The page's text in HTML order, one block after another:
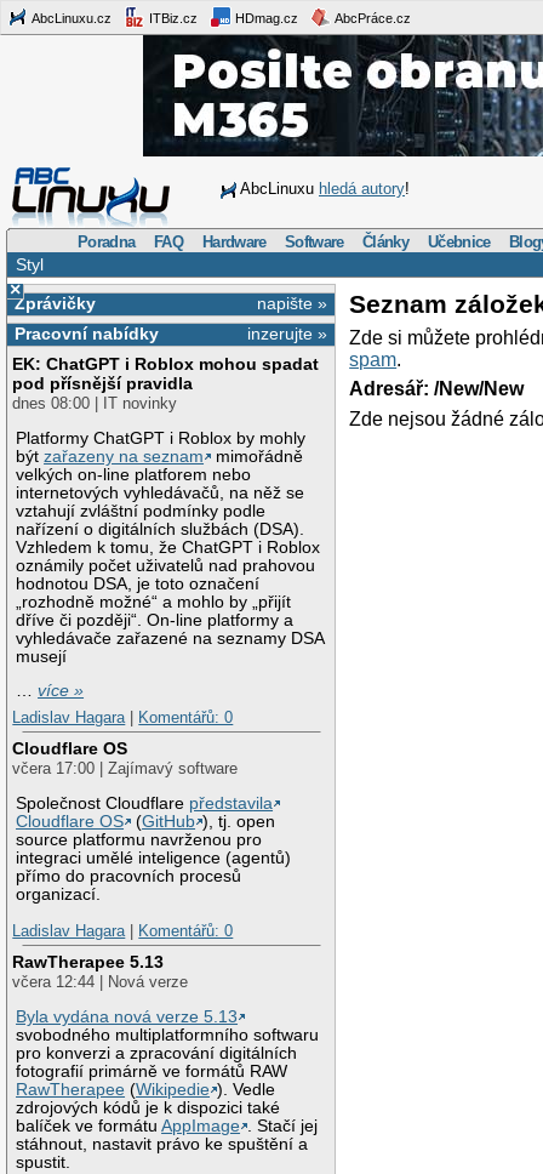
AbcLinuxu.cz ITBiz.cz HDmag.cz AbcPráce.cz
AbcLinuxu hledá autory!
Poradna FAQ Hardware Software Články Učebnice
Styl
×
napište »
Zprávičky
inzerujte »
Pracovní nabídky
EK: ChatGPT i Roblox mohou spadat
pod přísnější pravidla
dnes 08:00 | IT novinky
Platformy ChatGPT i Roblox by mohly
býtzařazeny na seznam
mimořádně
velkých on-line platforem nebo
internetových vyhledávačů, na něž se
vztahují zvláštní podmínky podle
nařízení o digitálních službách (DSA).
Vzhledem k tomu, že ChatGPT i Roblox
oznámily počet uživatelů nad prahovou
hodnotou DSA, je toto označení
„rozhodně možné“ a mohlo by „přijít
dříve či později“. On-line platformy a
vyhledávače zařazené na seznamy DSA
musejí
…více »
Ladislav Hagara
Komentářů: 0
Cloudflare OS
včera 17:00 | Zajímavý software
Společnost Cloudflare představila
Cloudflare OS
(GitHub ), tj. open
source platformu navrženou pro
integraci umělé inteligence (agentů)
přímo do pracovních procesů
organizací.
Ladislav Hagara
Komentářů: 0
RawTherapee 5.13
včera 12:44 | Nová verze
Byla vydána nová verze 5.13
svobodného multiplatformního softwaru
pro konverzi a zpracování digitálních
fotografií primárně ve formátů RAW
RawTherapee (Wikipedie ). Vedle
zdrojových kódů je k dispozici také
balíček ve formátuAppImage . Stačí jej
stáhnout, nastavit právo ke spuštění a
spustit.
Seznam
Zde si můžete
spam.
Adresář: /New/New
Zde nejsou žádné